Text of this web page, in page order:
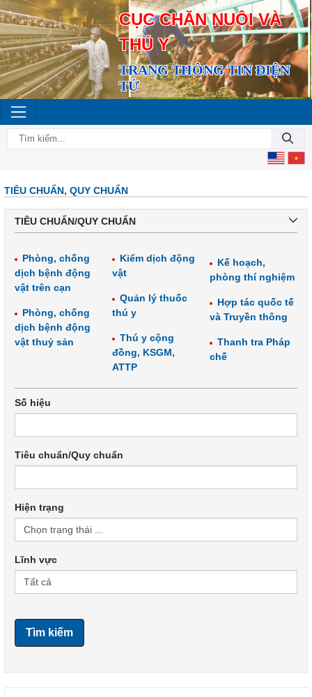
CỤC CHĂN NUÔI VÀ
THÚ Y
TRANG THÔNG TIN ĐIỆN
TỬ
TIÊU CHUẨN, QUY CHUẨN
TIÊU CHUẨN/QUY CHUẨN
Phòng, chống
dịch bệnh động
vật trên cạn
Phòng, chống
dịch bệnh động
vật thuỷ sản
Kiểm dịch động
vật
Quản lý thuốc
thú y
Thú y cộng
đồng, KSGM,
ATTP
Kế hoạch,
phòng thí nghiệm
Hợp tác quốc tế
và Truyền thông
Thanh tra Pháp
chế
Số hiệu
Tiêu chuẩn/Quy chuẩn
Hiện trạng
Lĩnh vực
Tìm kiếm